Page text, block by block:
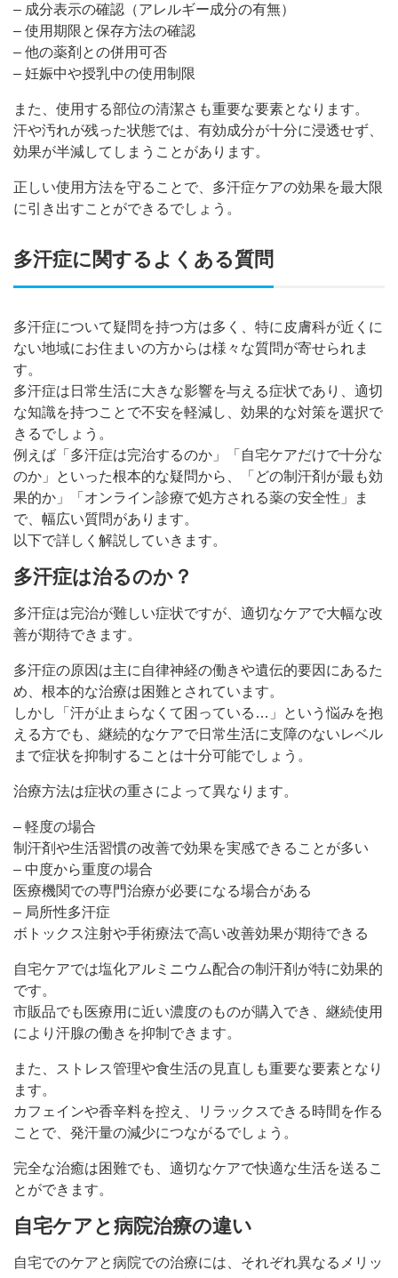
– 成分表示の確認（アレルギー成分の有無）
– 使用期限と保存方法の確認
– 他の薬剤との併用可否
– 妊娠中や授乳中の使用制限
また、使用する部位の清潔さも重要な要素となります。
汗や汚れが残った状態では、有効成分が十分に浸透せず、
効果が半減してしまうことがあります。
正しい使用方法を守ることで、多汗症ケアの効果を最大限
に引き出すことができるでしょう。
多汗症に関するよくある質問
多汗症について疑問を持つ方は多く、特に皮膚科が近くに
ない地域にお住まいの方からは様々な質問が寄せられま
す。
多汗症は日常生活に大きな影響を与える症状であり、適切
な知識を持つことで不安を軽減し、効果的な対策を選択で
きるでしょう。
例えば「多汗症は完治するのか」「自宅ケアだけで十分な
のか」といった根本的な疑問から、「どの制汗剤が最も効
果的か」「オンライン診療で処方される薬の安全性」ま
で、幅広い質問があります。
以下で詳しく解説していきます。
多汗症は治るのか？
多汗症は完治が難しい症状ですが、適切なケアで大幅な改
善が期待できます。
多汗症の原因は主に自律神経の働きや遺伝的要因にあるた
め、根本的な治療は困難とされています。
しかし「汗が止まらなくて困っている…」という悩みを抱
える方でも、継続的なケアで日常生活に支障のないレベル
まで症状を抑制することは十分可能でしょう。
治療方法は症状の重さによって異なります。
– 軽度の場合
制汗剤や生活習慣の改善で効果を実感できることが多い
– 中度から重度の場合
医療機関での専門治療が必要になる場合がある
– 局所性多汗症
ボトックス注射や手術療法で高い改善効果が期待できる
自宅ケアでは塩化アルミニウム配合の制汗剤が特に効果的
です。
市販品でも医療用に近い濃度のものが購入でき、継続使用
により汗腺の働きを抑制できます。
また、ストレス管理や食生活の見直しも重要な要素となり
ます。
カフェインや香辛料を控え、リラックスできる時間を作る
ことで、発汗量の減少につながるでしょう。
完全な治癒は困難でも、適切なケアで快適な生活を送るこ
とができます。
自宅ケアと病院治療の違い
自宅でのケアと病院での治療には、それぞれ異なるメリッ